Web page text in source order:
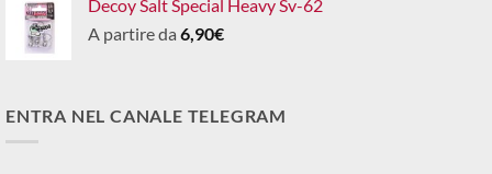
Decoy Salt Special Heavy Sv-62
A partire da 6,90€
ENTRA NEL CANALE TELEGRAM